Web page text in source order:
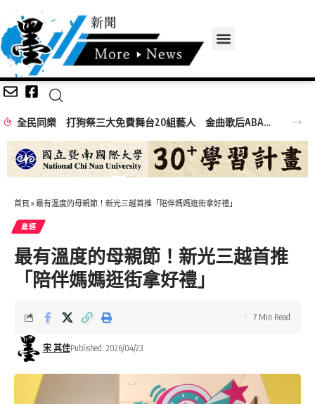
全民同樂 打狗祭三大免費舞台20組藝人 金曲歌后ABAO阿爆、布拉瑞揚舞團熱力引爆
首頁 » 最有溫度的母親節！新光三越首推「陪伴媽媽逛街拿好禮」
產經
最有溫度的母親節！新光三越首推
「陪伴媽媽逛街拿好禮」
宋 其佳Published: 2026/04/23
7 Min Read